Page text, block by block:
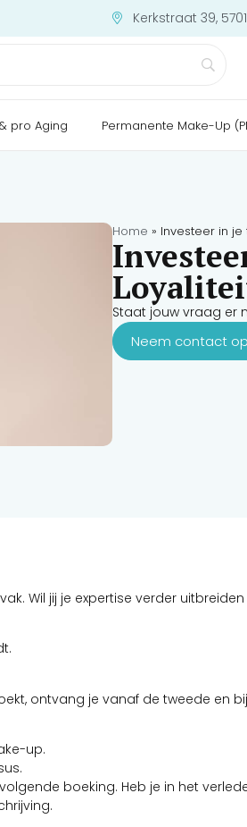
Kerkstraat 39,
pro Aging Permanente Make-Up
Home » Investeer in
Staat jouw vraag er
Neem contact op
Wil jij je expertise verder
ontvang je vanaf de tweede en
up.
boeking. Heb je in het